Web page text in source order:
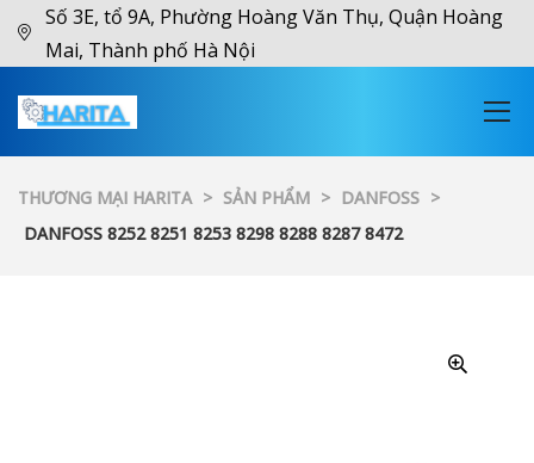
Số 3E, tổ 9A, Phường Hoàng Văn Thụ, Quận Hoàng
Mai, Thành phố Hà Nội
THƯƠNG MẠI HARITA > SẢN PHẨM > DANFOSS >
DANFOSS 8252 8251 8253 8298 8288 8287 8472